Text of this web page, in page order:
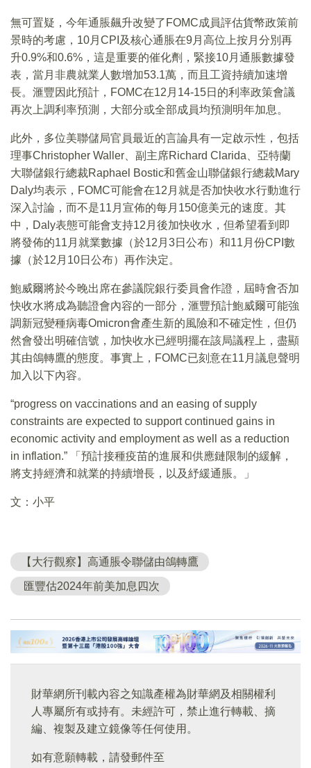
無可置疑，今年通脹飆升改變了FOMC成員評估貨幣政策前
景時的考慮，10月CPI及核心通脹在9月高位上按月分別再
升0.9%和0.6%，這是重要的催化劑，緊接10月通脹數據發
表，當月非農就業人數增加53.1萬，而且工資持續加速增
長。滙豐因此預計，FOMC在12月14-15日的利率政策會議
再次上調利率預測，大部分或全部成員均預測明年加息。
此外，多位美聯儲局官員最近的言論具有一定啟示性，包括
理事Christopher Waller、副主席Richard Clarida、亞特蘭
大聯儲銀行總裁Raphael Bostic和舊金山聯儲銀行總裁Mary
Daly均表示，FOMC可能會在12月就是否加快收水行動進行
深入討論，而不是11月宣佈的每月150億美元的速度。其
中，Daly表態可能會支持12月後加快收水，但希望看到即
將發佈的11月就業數據（於12月3日公布）和11月份CPI數
據（於12月10日公布）再作決定。
鮑威爾將於今晚出席在參議院銀行委員會作證，屆時會否加
快收水將成為聽證會內容的一部分，滙豐預計鮑威爾可能強
調新冠變種病毒Omicron會產生新的風險和不確定性，但仍
然會發出明確信號，加快收水已經明擺在該局議程上，盡顯
其由鴿轉鷹的態度。事實上，FOMC已刻意在11月議息聲明
加入以下內容。
“progress on vaccinations and an easing of supply
constraints are expected to support continued gains in
economic activity and employment as well as a reduction
in inflation.” 「預計接種疫苗的進展和供應鏈限制的緩解，
將支持經濟和就業的持續增長，以及紓緩通脹。」
文：小平
【大行觀察】高通脹令聯儲由鴿轉鷹
匯豐估2024年前美加息四次
財華網所刊載內容之知識產權為財華網及相關權利
人專屬所有或持有。未經許可，禁止進行轉載、摘
編、複製及建立鏡像等任何使用。
如有意願轉載，請發郵件至